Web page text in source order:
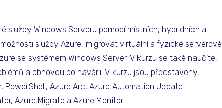
Windows Serveru pomocí místních, hybridních a
služby Azure, migrovat virtuální a fyzické serverové
se systémem Windows Server. V kurzu se také naučíte,
a obnovou po havárii. V kurzu jsou představeny
Azure Arc, Azure Automation Update
Azure Migrate a Azure Monitor.